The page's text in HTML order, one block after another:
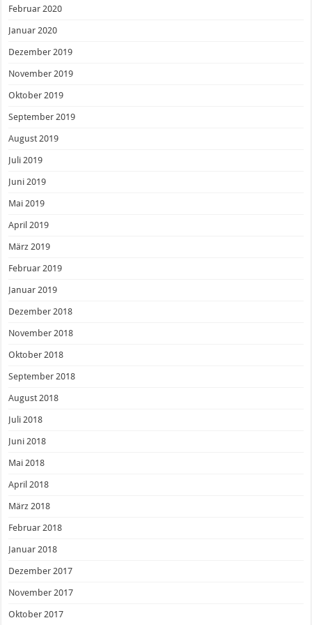
Februar 2020
Januar 2020
Dezember 2019
November 2019
Oktober 2019
September 2019
August 2019
Juli 2019
Juni 2019
Mai 2019
April 2019
März 2019
Februar 2019
Januar 2019
Dezember 2018
November 2018
Oktober 2018
September 2018
August 2018
Juli 2018
Juni 2018
Mai 2018
April 2018
März 2018
Februar 2018
Januar 2018
Dezember 2017
November 2017
Oktober 2017